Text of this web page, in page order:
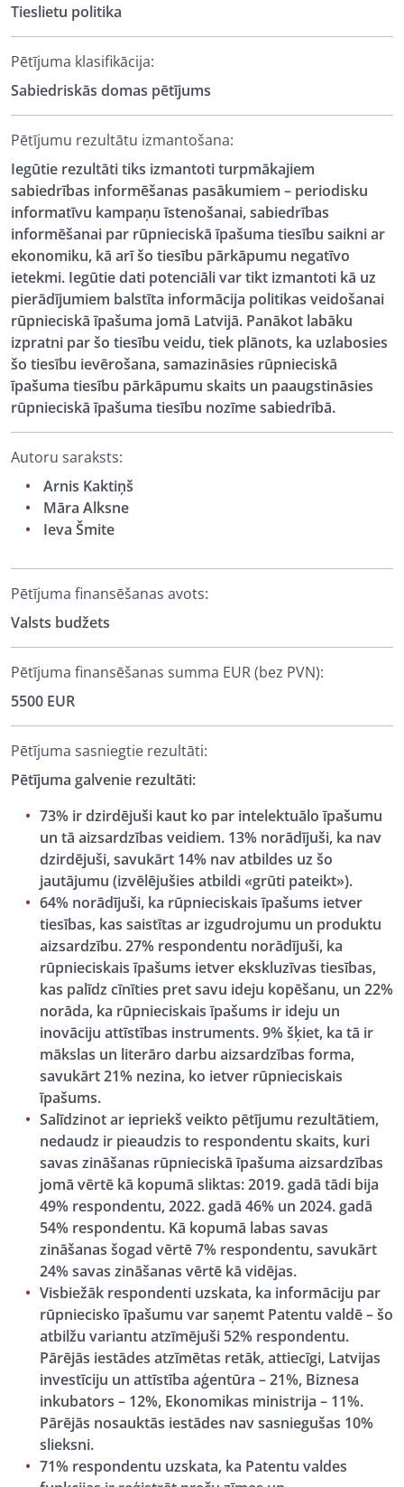
Tieslietu politika
Pētījuma klasifikācija:
Sabiedriskās domas pētījums
Pētījumu rezultātu izmantošana:
Iegūtie rezultāti tiks izmantoti turpmākajiem
sabiedrības informēšanas pasākumiem – periodisku
informatīvu kampaņu īstenošanai, sabiedrības
informēšanai par rūpnieciskā īpašuma tiesību saikni ar
ekonomiku, kā arī šo tiesību pārkāpumu negatīvo
ietekmi. Iegūtie dati potenciāli var tikt izmantoti kā uz
pierādījumiem balstīta informācija politikas veidošanai
rūpnieciskā īpašuma jomā Latvijā. Panākot labāku
izpratni par šo tiesību veidu, tiek plānots, ka uzlabosies
šo tiesību ievērošana, samazināsies rūpnieciskā
īpašuma tiesību pārkāpumu skaits un paaugstināsies
rūpnieciskā īpašuma tiesību nozīme sabiedrībā.
Autoru saraksts:
Arnis Kaktiņš
Māra Alksne
Ieva Šmite
Pētījuma finansēšanas avots:
Valsts budžets
Pētījuma finansēšanas summa EUR (bez PVN):
5500 EUR
Pētījuma sasniegtie rezultāti:
Pētījuma galvenie rezultāti:
73% ir dzirdējuši kaut ko par intelektuālo īpašumu
un tā aizsardzības veidiem. 13% norādījuši, ka nav
dzirdējuši, savukārt 14% nav atbildes uz šo
jautājumu (izvēlējušies atbildi «grūti pateikt»).
64% norādījuši, ka rūpnieciskais īpašums ietver
tiesības, kas saistītas ar izgudrojumu un produktu
aizsardzību. 27% respondentu norādījuši, ka
rūpnieciskais īpašums ietver ekskluzīvas tiesības,
kas palīdz cīnīties pret savu ideju kopēšanu, un 22%
norāda, ka rūpnieciskais īpašums ir ideju un
inovāciju attīstības instruments. 9% šķiet, ka tā ir
mākslas un literāro darbu aizsardzības forma,
savukārt 21% nezina, ko ietver rūpnieciskais
īpašums.
Salīdzinot ar iepriekš veikto pētījumu rezultātiem,
nedaudz ir pieaudzis to respondentu skaits, kuri
savas zināšanas rūpnieciskā īpašuma aizsardzības
jomā vērtē kā kopumā sliktas: 2019. gadā tādi bija
49% respondentu, 2022. gadā 46% un 2024. gadā
54% respondentu. Kā kopumā labas savas
zināšanas šogad vērtē 7% respondentu, savukārt
24% savas zināšanas vērtē kā vidējas.
Visbiežāk respondenti uzskata, ka informāciju par
rūpniecisko īpašumu var saņemt Patentu valdē – šo
atbilžu variantu atzīmējuši 52% respondentu.
Pārējās iestādes atzīmētas retāk, attiecīgi, Latvijas
investīciju un attīstība aģentūra – 21%, Biznesa
inkubators – 12%, Ekonomikas ministrija – 11%.
Pārējās nosauktās iestādes nav sasniegušas 10%
slieksni.
71% respondentu uzskata, ka Patentu valdes